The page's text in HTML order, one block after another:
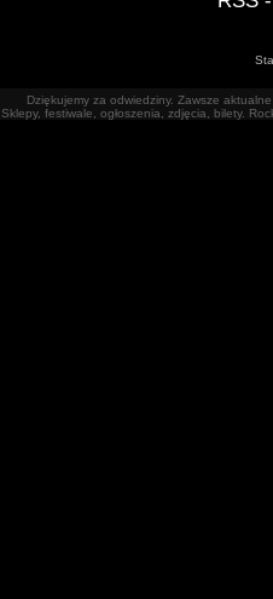
Dziękujemy za odwiedziny. Zawsze
Sklepy, festiwale, ogłoszenia, zdjęcia, bilety.